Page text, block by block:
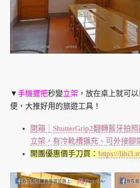
▼手機握把秒變立架 ，放在桌上就可
便，大推好用的旅遊工具！
開箱｜ShutterGrip2翻轉藍牙拍
立架，有冷靴槽擴充、可外接腳
開團優惠價手刀買： https://